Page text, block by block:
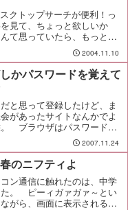
クトップサーチが便利！っ
見て、ちょっと欲しいか
て思っていたら、もっと便
があった！ その名もサーチ
。 googleのデスクトップ
語のβ版しかなく、対応する
トルックだけ、ＰＤＦ検索
りと、検索対...
2004.11.10
かパスワードを覚えて
と思って登録したけど、ま
があったサイトなんかでよ
。 ブラウザはパスワードを
でも 自分はパスワードを忘
時が、気をつけてはいるもの
ある。あれこれ試してパス
とか泣ける時...
2007.11.24
のニフティよ
ン通信に触れたのは、中学
。 ピーィガァガァ～とい
がら、画面に表示される文